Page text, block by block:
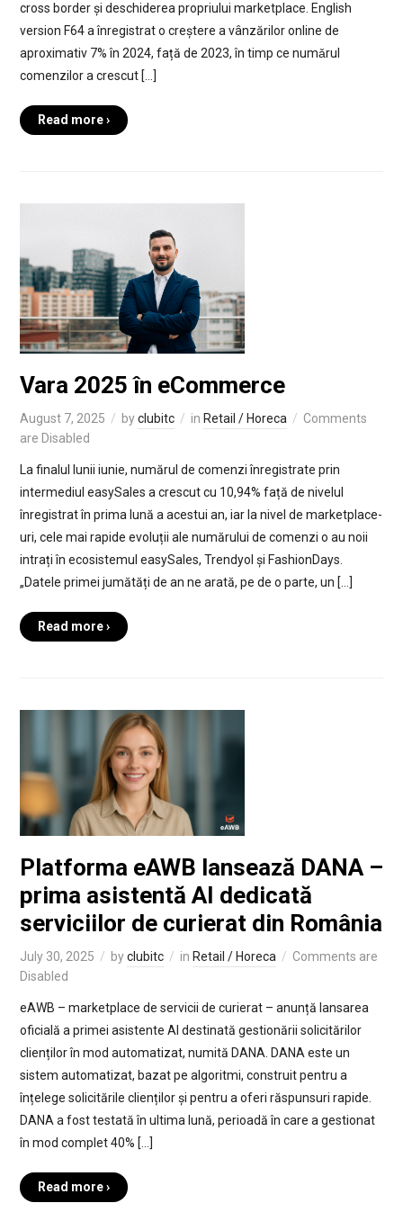
cross border și deschiderea propriului marketplace. English
version F64 a înregistrat o creștere a vânzărilor online de
aproximativ 7% în 2024, față de 2023, în timp ce numǎrul
comenzilor a crescut […]
Read more ›
Vara 2025 în eCommerce
August 7, 2025 byclubitc in Retail / Horeca
Comments
are Disabled
La finalul lunii iunie, numărul de comenzi înregistrate prin
intermediul easySales a crescut cu 10,94% față de nivelul
înregistrat în prima lună a acestui an, iar la nivel de marketplace-
uri, cele mai rapide evoluții ale numărului de comenzi o au noii
intrați în ecosistemul easySales, Trendyol și FashionDays.
„Datele primei jumătăți de an ne arată, pe de o parte, un […]
Read more ›
Platforma eAWB lansează DANA –
prima asistentă AI dedicată
serviciilor de curierat din România
July 30, 2025 byclubitc in Retail / Horeca
Comments are
Disabled
eAWB – marketplace de servicii de curierat – anunță lansarea
oficială a primei asistente AI destinată gestionării solicitărilor
clienților în mod automatizat, numită DANA. DANA este un
sistem automatizat, bazat pe algoritmi, construit pentru a
înțelege solicitările clienților și pentru a oferi răspunsuri rapide.
DANA a fost testată în ultima lună, perioadă în care a gestionat
în mod complet 40% […]
Read more ›